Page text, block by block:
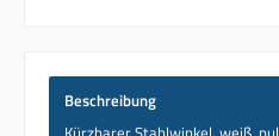
Beschreibung